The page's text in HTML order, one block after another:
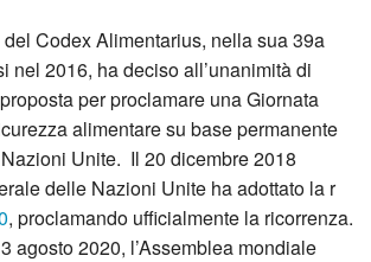
Codex Alimentarius, nella sua 39a
nel 2016, ha deciso all’unanimità di
per proclamare una Giornata
alimentare su base permanente
Unite. Il 20 dicembre 2018
delle Nazioni Unite ha adottato la r
, proclamando ufficialmente la ricorrenza.
agosto 2020, l’Assemblea mondiale